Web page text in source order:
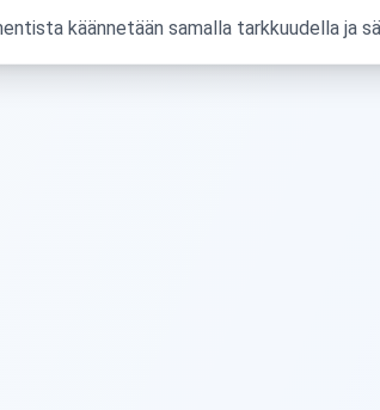
käännetään samalla tarkkuudella ja